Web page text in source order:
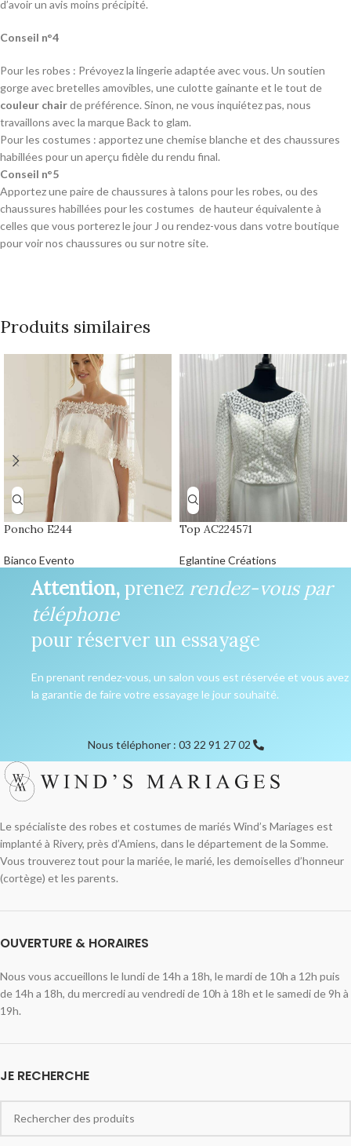
d’avoir un avis moins précipité.
Conseil n°4
Pour les robes : Prévoyez la lingerie adaptée avec vous. Un soutien
gorge avec bretelles amovibles, une culotte gainante et le tout de
couleur chairde préférence. Sinon, ne vous inquiétez pas, nous
travaillons avec la marque Back to glam.
Pour les costumes : apportez une chemise blanche et des chaussures
habillées pour un aperçu fidèle du rendu final.
Conseil n°5
Apportez une paire de chaussures à talons pour les robes, ou des
chaussures habillées pour les costumes de hauteur équivalente à
celles que vous porterez le jour J ou rendez-vous dans votre boutique
pour voir nos chaussures ou sur notre site.
Produits similaires
Poncho E244
Bianco Evento
Top AC224571
Eglantine Créations
Attention,prenez rendez-vous par
téléphone
pour réserver un essayage
En prenant rendez-vous, un salon vous est réservée et vous avez
la garantie de faire votre essayage le jour souhaité.
Nous téléphoner : 03 22 91 27 02
Le spécialiste des robes et costumes de mariés Wind’s Mariages est
implanté à Rivery, près d’Amiens, dans le département de la Somme.
Vous trouverez tout pour la mariée, le marié, les demoiselles d’honneur
(cortège) et les parents.
OUVERTURE & HORAIRES
Nous vous accueillons le lundi de 14h a 18h, le mardi de 10h a 12h puis
de 14h a 18h, du mercredi au vendredi de 10h à 18h et le samedi de 9h à
19h.
JE RECHERCHE